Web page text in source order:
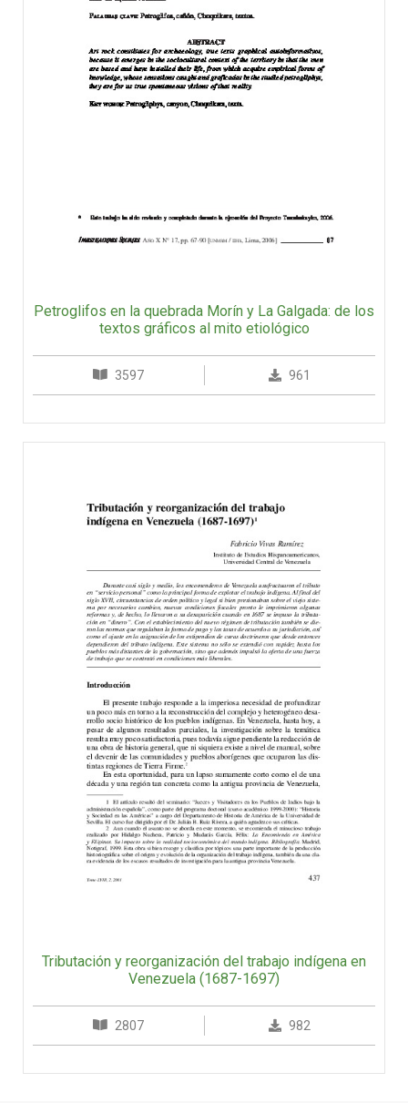
Petroglifos en la quebrada Morín y La Galgada: de los
textos gráficos al mito etiológico
3597 961
Tributación y reorganización del trabajo indígena en
Venezuela (1687-1697)
2807 982